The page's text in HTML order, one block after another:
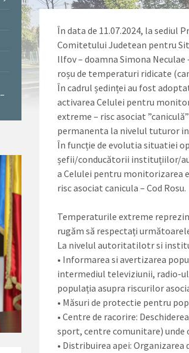
În data de 11.07.2024, la sediul
Comitetului Judetean pentru
Ilfov – doamna Simona
roșu de temperaturi ridicate
În cadrul ședinței au fost
activarea Celulei pentru
extreme – risc asociat
permanenta la nivelul tuturor
În funcție de evolutia situatiei
șefii/conducătorii instituțiilor/
a Celulei pentru monitorizarea
risc asociat canicula – Cod Rosu.
Temperaturile extreme
rugăm să respectați
La nivelul autoritatilotr si
• Informarea si avertizarea
intermediul televiziunii, radio-
populația asupra riscurilor
• Măsuri de protectie pentru
• Centre de racorire:
sport, centre comunitare) unde
• Distribuirea apei: